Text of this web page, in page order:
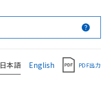
日本語 English PDF出力